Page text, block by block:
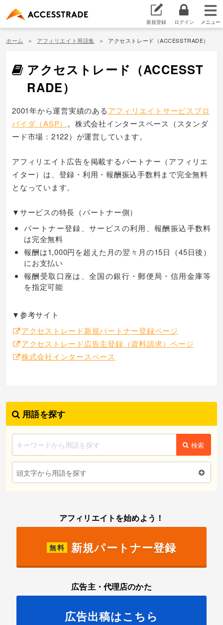
新規登録 ログイン
ホーム アフィリエイト用語集 アクセストレード（ACCESSTRADE）
アクセストレード（ACCESST
RADE）
2001年から運営実績のあるアフィリエイトサービスプロ
バイダ（ASP） 。株式会社インタースペース（スタンダ
ード市場：2122）が運営しています。
アフィリエイト広告を掲載するパートナー（アフィリエ
イター）は、登録・利用・報酬振込手数料まで完全無料
となっています。
▼サービスの特長（パートナー側）
パートナー登録、サービスの利用、報酬振込手数料
は完全無料
報酬は1,000円を超えた月の翌々月の15日（45日後）
にお支払い
報酬受取口座は、全国の銀行・郵便局・信用金庫等
を指定可能
▼参考サイト
アクセストレード新規パートナー登録ページ
アクセストレード広告主登録（資料請求）ページ
株式会社インタースペース
用語を探す
検索
頭文字から用語を探す
アフィリエイトを始めよう！
無料 新規パートナー登録
広告主・代理店のかた
広告出稿はこちら